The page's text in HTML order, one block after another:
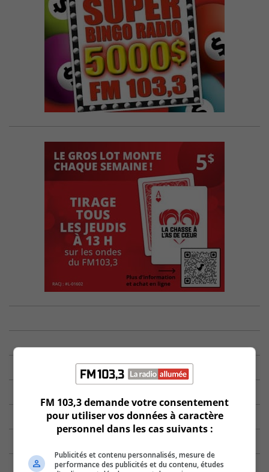
FM 103,3 demande votre consentement
pour utiliser vos données à caractère
personnel dans les cas suivants :
Publicités et contenu personnalisés, mesure de
performance des publicités et du contenu, études